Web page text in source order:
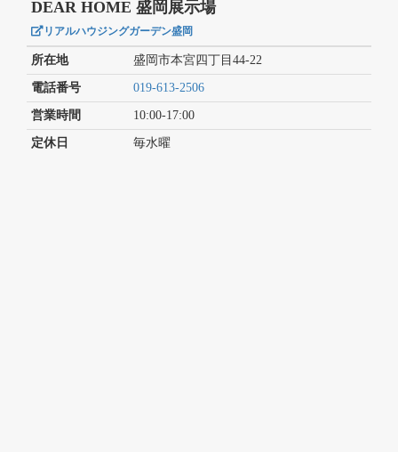
DEAR HOME 盛岡展示場
リアルハウジングガーデン盛岡
所在地 盛岡市本宮四丁目44-22
電話番号 019-613-2506
営業時間 10:00-17:00
定休日 毎水曜